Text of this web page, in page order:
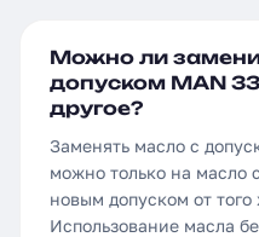
Можно ли
допуском MAN
другое?
Заменять масло с
можно только на масло
новым допуском от
Использование масла